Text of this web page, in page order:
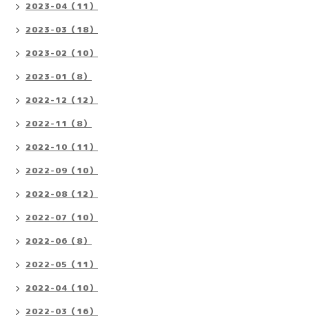
2023-04（11）
2023-03（18）
2023-02（10）
2023-01（8）
2022-12（12）
2022-11（8）
2022-10（11）
2022-09（10）
2022-08（12）
2022-07（10）
2022-06（8）
2022-05（11）
2022-04（10）
2022-03（16）